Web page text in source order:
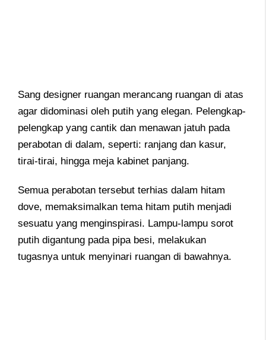
Sang designer ruangan merancang ruangan di atas
agar didominasi oleh putih yang elegan. Pelengkap-
pelengkap yang cantik dan menawan jatuh pada
perabotan di dalam, seperti: ranjang dan kasur,
tirai-tirai, hingga meja kabinet panjang.
Semua perabotan tersebut terhias dalam hitam
dove, memaksimalkan tema hitam putih menjadi
sesuatu yang menginspirasi. Lampu-lampu sorot
putih digantung pada pipa besi, melakukan
tugasnya untuk menyinari ruangan di bawahnya.